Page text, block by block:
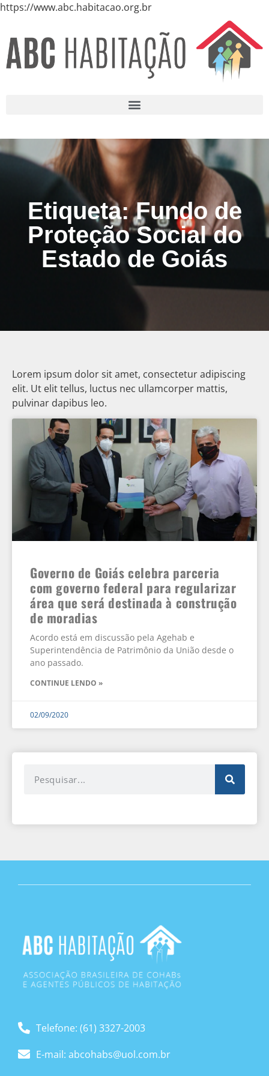
https://www.abc.habitacao.org.br
Etiqueta: Fundo de
Proteção Social do
Estado de Goiás
Lorem ipsum dolor sit amet, consectetur adipiscing
elit. Ut elit tellus, luctus nec ullamcorper mattis,
pulvinar dapibus leo.
Governo de Goiás celebra parceria
com governo federal para regularizar
área que será destinada à construção
de moradias
Acordo está em discussão pela Agehab e
Superintendência de Patrimônio da União desde o
ano passado.
CONTINUE LENDO »
02/09/2020
Telefone: (61) 3327-2003
E-mail: abcohabs@uol.com.br